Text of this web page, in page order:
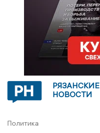
РЯЗАНСКИЕ
НОВОСТИ
Политика